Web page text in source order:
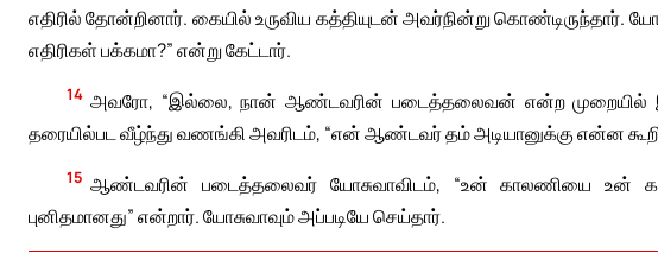
எதிரில் தோன்றினார். கையில் உருவிய கத்தியுடன் அவர்நின்று கொண்டிருந்தார்.
எதிரிகள் பக்கமா?” என்று கேட்டார்.
14 அவரோ, “இல்லை, நான் ஆண்டவரின் படைத்தலைவன் என்ற முறையில்
தரையில்பட வீழ்ந்து வணங்கி அவரிடம், “என் ஆண்டவர் தம் அடியானுக்கு என்ன
15 ஆண்டவரின் படைத்தலைவர் யோசுவாவிடம், “உன் காலணியை உன்
புனிதமானது” என்றார். யோசுவாவும் அப்படியே செய்தார்.